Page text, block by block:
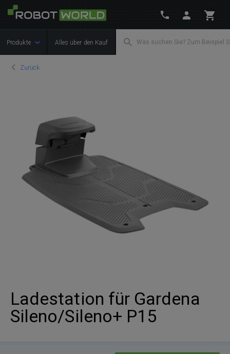
Produkte Alles über den Kauf
Zurück
Ladestation für Gardena
Sileno/Sileno+ P15